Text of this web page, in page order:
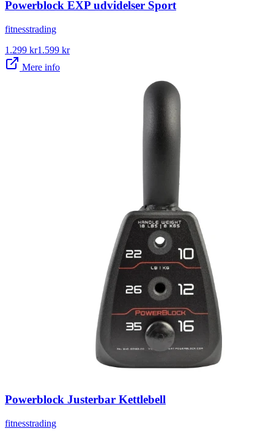
Powerblock EXP udvidelser Sport
fitnesstrading
1.299 kr1.599 kr
Mere info
Powerblock Justerbar Kettlebell
fitnesstrading